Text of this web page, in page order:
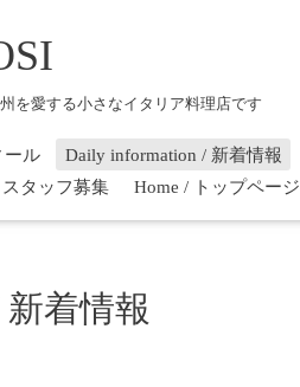
を愛する小さなイタリア料理店です
ール Daily information / 新着情報
スタッフ募集 Home / トップページ
新着情報